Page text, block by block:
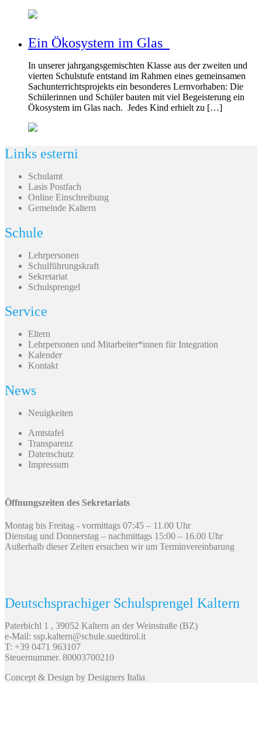
Ein Ökosystem im Glas
In unserer jahrgangsgemischten Klasse aus der zweiten und
vierten Schulstufe entstand im Rahmen eines gemeinsamen
Sachunterrichtsprojekts ein besonderes Lernvorhaben: Die
Schülerinnen und Schüler bauten mit viel Begeisterung ein
Ökosystem im Glas nach. Jedes Kind erhielt zu […]
Links esterni
Schulamt
Lasis Postfach
Online Einschreibung
Gemeinde Kaltern
Schule
Lehrpersonen
Schulführungskraft
Sekretariat
Schulsprengel
Service
Eltern
Lehrpersonen und Mitarbeiter*innen für Integration
Kalender
Kontakt
News
Neuigkeiten
Amtstafel
Transparenz
Datenschutz
Impressum
Öffnungszeiten des Sekretariats
Montag bis Freitag - vormittags 07:45 – 11.00 Uhr
Dienstag und Donnerstag – nachmittags 15:00 – 16.00 Uhr
Außerhalb dieser Zeiten ersuchen wir um Terminvereinbarung
Deutschsprachiger Schulsprengel Kaltern
Paterbichl 1 , 39052 Kaltern an der Weinstraße (BZ)
e-Mail: ssp.kaltern@schule.suedtirol.it
T: +39 0471 963107
Steuernummer. 80003700210
Concept & Design by Designers Italia